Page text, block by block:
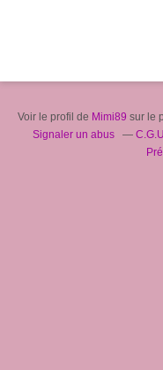
Voir le profil de Mimi89 sur le
Signaler un abus